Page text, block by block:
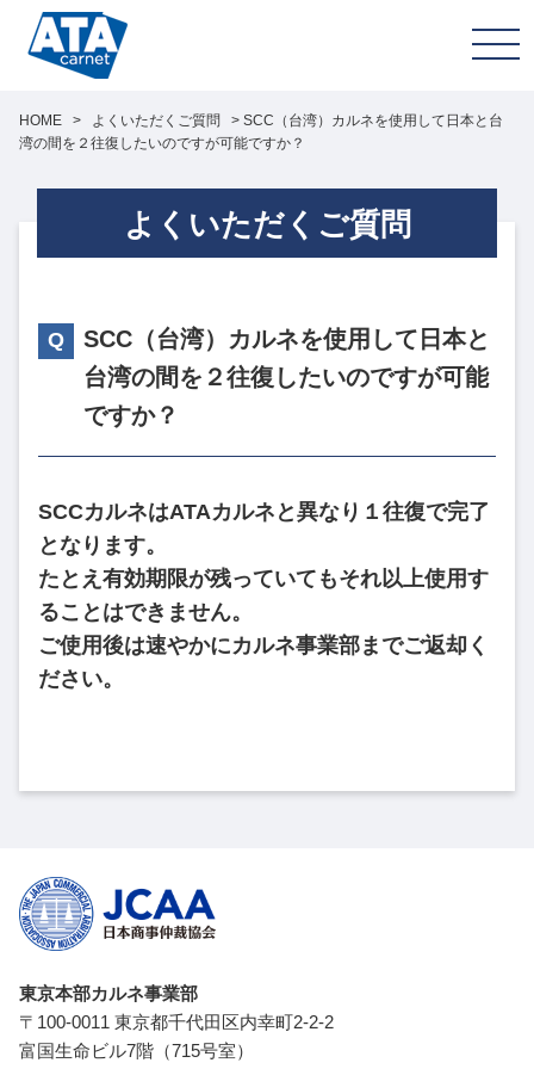
HOME > よくいただくご質問 > SCC（台湾）カルネを使用して日本と台
湾の間を２往復したいのですが可能ですか？
よくいただくご質問
SCC（台湾）カルネを使用して日本と
台湾の間を２往復したいのですが可能
ですか？
SCCカルネはATAカルネと異なり１往復で完了
となります。
たとえ有効期限が残っていてもそれ以上使用す
ることはできません。
ご使用後は速やかにカルネ事業部までご返却く
ださい。
東京本部カルネ事業部
〒100-0011 東京都千代田区内幸町2-2-2
富国生命ビル7階（715号室）